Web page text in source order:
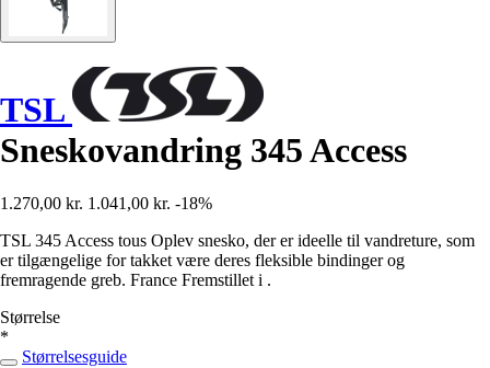
TSL
Sneskovandring 345 Access
1.270,00 kr. 1.041,00 kr. -18%
TSL 345 Access tous Oplev snesko, der er ideelle til vandreture, som
er tilgængelige for takket være deres fleksible bindinger og
fremragende greb. France Fremstillet i .
Størrelse
*
Størrelsesguide